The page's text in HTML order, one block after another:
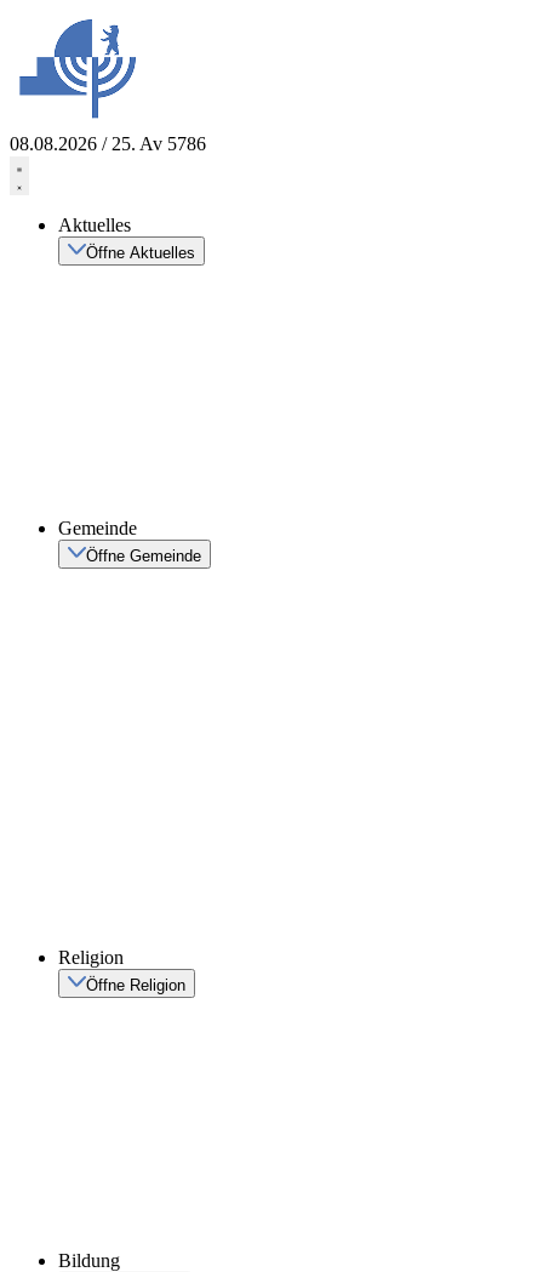
springen
08.08.2026 / 25. Av 5786
Aktuelles
Öffne Aktuelles
Gemeinde
Öffne Gemeinde
Religion
Öffne Religion
Bildung